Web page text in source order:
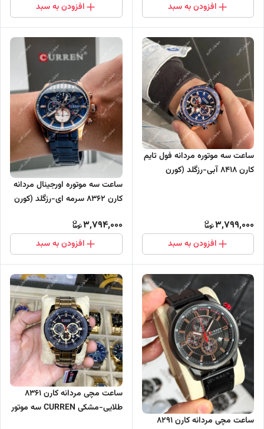
افزودن به سبد افزودن به سبد
ساعت سه موتوره مردانه فول تایم
کارن 8418 آبی-رزگلد (کورن
3,799,000
افزودن به سبد
ساعت سه موتوره اورجینال مردانه
کارن 8362 سرمه ای-رزگلد (کورن
3,794,000
افزودن به سبد
ساعت مچی مردانه کارن 8291
ساعت مچی مردانه کارن 8361
طلایی-مشکی CURREN سه موتور